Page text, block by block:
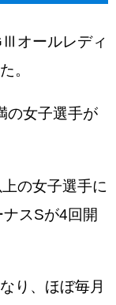
オールレディ
。
の女子選手が
の女子選手に
スSが4回開
り、ほぼ毎月